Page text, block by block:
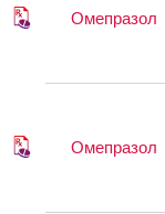
Омепразол
Омепразол